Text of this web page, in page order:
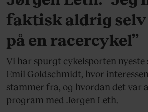
faktisk aldrig
på en racercykel”
Vi har spurgt cykelsporten nyeste
Emil Goldschmidt, hvor
stammer fra, og hvordan det var
program med Jørgen Leth.